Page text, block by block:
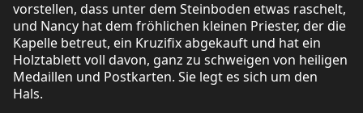
vorstellen, dass unter dem Steinboden etwas raschelt,
und Nancy hat dem fröhlichen kleinen Priester, der die
Kapelle betreut, ein Kruzifix abgekauft und hat ein
Holztablett voll davon, ganz zu schweigen von heiligen
Medaillen und Postkarten. Sie legt es sich um den
Hals.